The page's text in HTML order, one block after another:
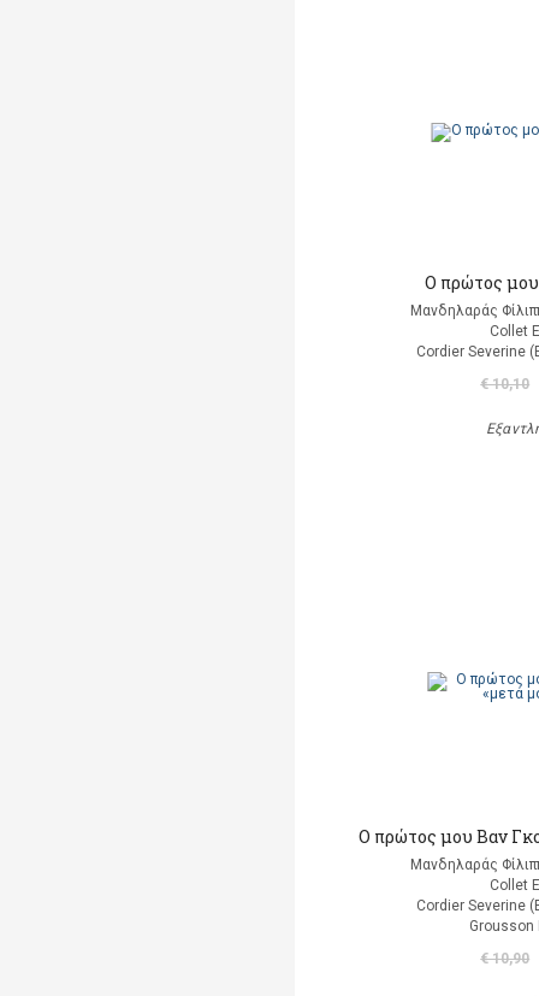
Ο πρώτος
Μανδηλαράς
Collet
Cordier Severine
€ 10,10
Ο πρώτος μου Βαν
Μανδηλαράς
Collet
Cordier Severine
Grousson
€ 10,90